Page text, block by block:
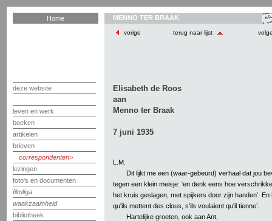
Home
deze website
leven en werk
boeken
artikelen
brieven
correspondenten
lezingen
foto's en documenten
filmliga
waakzaamheid
bibliotheek
MENNO TER BRAAK
vorige terug naar lijst
Elisabeth de Roos
aan
Menno ter Braak
7 juni 1935
L.M.
Dit lijkt me een (waar-gebeurd) verhaal dat jou
tegen een klein meisje: ‘en denk eens hoe
het kruis geslagen, met spijkers door zijn handen’. En
qu'ils mettent des clous, s'ils voulaient qu'il tienne’.
Hartelijke groeten, ook aan Ant,